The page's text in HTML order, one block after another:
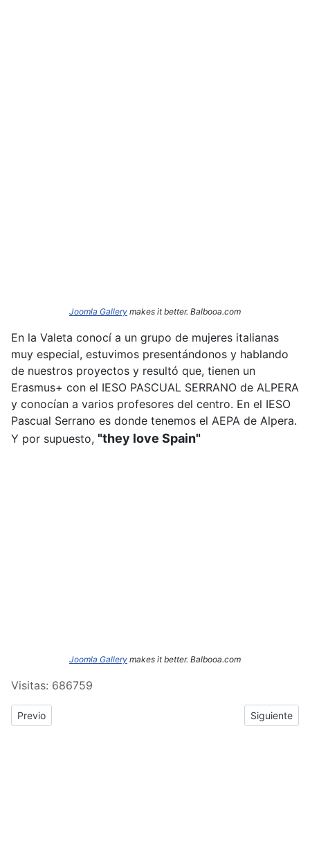
Joomla Gallery makes it better. Balbooa.com
En la Valeta conocí a un grupo de mujeres italianas
muy especial, estuvimos presentándonos y hablando
de nuestros proyectos y resultó que, tienen un
Erasmus+ con el IESO PASCUAL SERRANO de ALPERA
y conocían a varios profesores del centro. En el IESO
Pascual Serrano es donde tenemos el AEPA de Alpera.
Y por supuesto, "they love Spain"
Joomla Gallery makes it better. Balbooa.com
Visitas: 686759
Previous article: ERASMUS+: Crónica del tercer y cuarto día de
Previo Next article:
Siguiente